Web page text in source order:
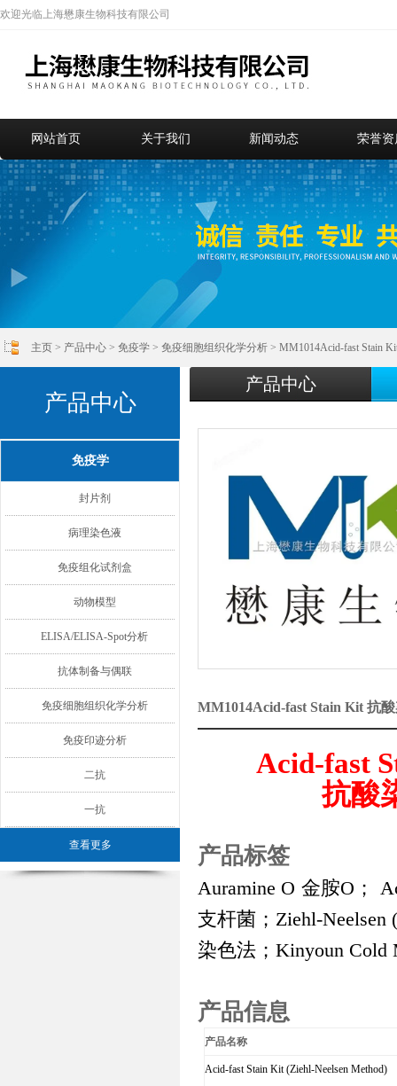
欢迎光临上海懋康生物科技有限公司
网站首页 关于我们 新闻动态 荣誉资
主页 > 产品中心 > 免疫学 > 免疫细胞组织化学分析 > MM1014Acid-fast Stain
产品中心
免疫学
封片剂
病理染色液
免疫组化试剂盒
动物模型
ELISA/ELISA-Spot分析
抗体制备与偶联
免疫细胞组织化学分析
免疫印迹分析
二抗
一抗
查看更多
产品中心
MM1014Acid-fast Stain Kit 抗
Acid-fast
抗酸
产品标签
Auramine O 金胺O ；
支杆菌 ； Ziehl-Neelsen
染色法； Kinyoun Cold
产品信息
产品名称
Acid-fast Stain Kit (Ziehl-Neelsen Method)